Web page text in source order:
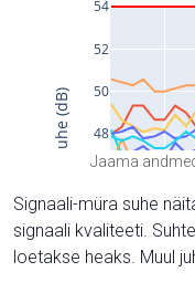
Jaama
Signaali-müra suhe
signaali kvaliteeti.
loetakse heaks. Muul